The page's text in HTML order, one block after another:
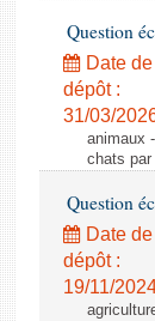
Question
Date de
dépôt :
31/03/
animaux
chats par
Question
Date de
dépôt :
19/11/